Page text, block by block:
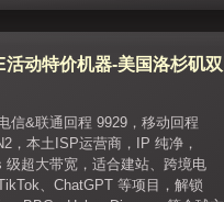
活动特价机器-美国洛杉矶双
信&联通回程 9929，移动回程
，本土ISP运营商，IP 纯净，
级超大带宽，适合建站、跨境电
、ChatGPT 等项目，解锁